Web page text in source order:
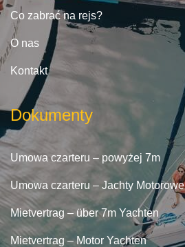
Co zabrać na rejs?
O nas
Kontakt
Dokumenty
Umowa czarteru – powyżej 7m
Umowa czarteru – Jachty Motorowe
Mietvertrag – über 7m Yachten
Mietvertrag – Motor Yachten